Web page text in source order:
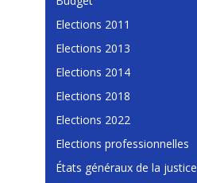
Elections 2011
Elections 2013
Elections 2014
Elections 2018
Elections 2022
Elections professionnelles
États généraux de la justice